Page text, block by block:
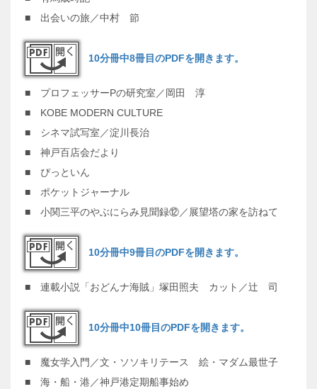
■ 出会いの旅／中村 節
10分冊中8冊目のPDFを開きます。
■ プロフェッサーPの研究室／岡田 淳
■ KOBE MODERN CULTURE
■ シネマ試写室／淀川長治
■ 神戸百店会だより
■ ぴっといん
■ ポケットジャーナル
■ 小関三平のやぶにらみ見聞録⑫／展望塔の家を訪ねて
10分冊中9冊目のPDFを開きます。
■ 連載小説「おどんナ海賊」塚田照夫 カット／辻 司
10分冊中10冊目のPDFを開きます。
■ 魔女学入門／文・ソソキリテース 絵・マダム最世子
■ 海・船・港／神戸港定期船事始め